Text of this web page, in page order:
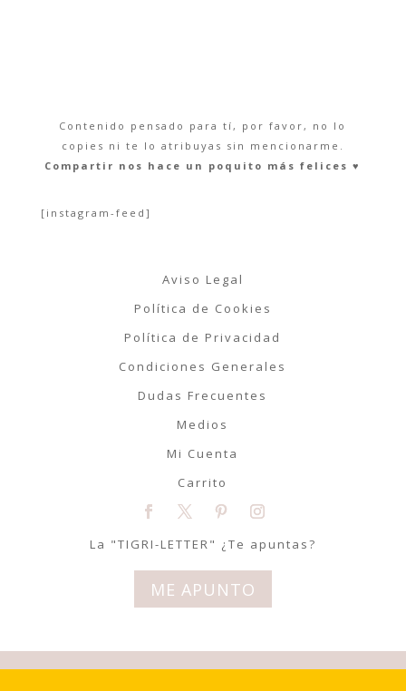
Contenido pensado para tí, por favor, no lo
copies ni te lo atribuyas sin mencionarme.
Compartir nos hace un poquito más felices ♥︎
[instagram-feed]
Aviso Legal
Política de Cookies
Política de Privacidad
Condiciones Generales
Dudas Frecuentes
Medios
Mi Cuenta
Carrito
La "TIGRI-LETTER" ¿Te apuntas?
ME APUNTO